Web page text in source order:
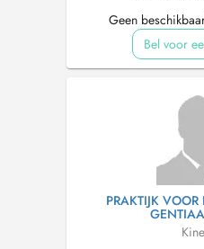
Geen
Bel voor
PRAKTIJK VOOR